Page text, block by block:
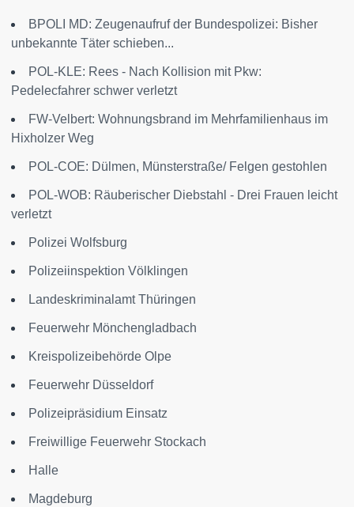
BPOLI MD: Zeugenaufruf der Bundespolizei: Bisher
unbekannte Täter schieben...
POL-KLE: Rees - Nach Kollision mit Pkw:
Pedelecfahrer schwer verletzt
FW-Velbert: Wohnungsbrand im Mehrfamilienhaus im
Hixholzer Weg
POL-COE: Dülmen, Münsterstraße/ Felgen gestohlen
POL-WOB: Räuberischer Diebstahl - Drei Frauen leicht
verletzt
Polizei Wolfsburg
Polizeiinspektion Völklingen
Landeskriminalamt Thüringen
Feuerwehr Mönchengladbach
Kreispolizeibehörde Olpe
Feuerwehr Düsseldorf
Polizeipräsidium Einsatz
Freiwillige Feuerwehr Stockach
Halle
Magdeburg